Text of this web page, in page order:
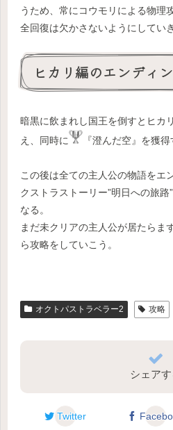
うため、常にコウモリによる物理
全回復は欠かさないようにしてい
ヒカリ編のエンディ
暗黒に飲まれし国王を倒すとヒカ
え、同時に
『澄んだ空』を獲得
この後は全ての主人公の物語をエ
クストラストーリー”明日への旅
なる。
まだ未クリアの主人公が居たらま
ら攻略をしていこう。
オクトパストラベラー2 攻略
シェアす
Twitter